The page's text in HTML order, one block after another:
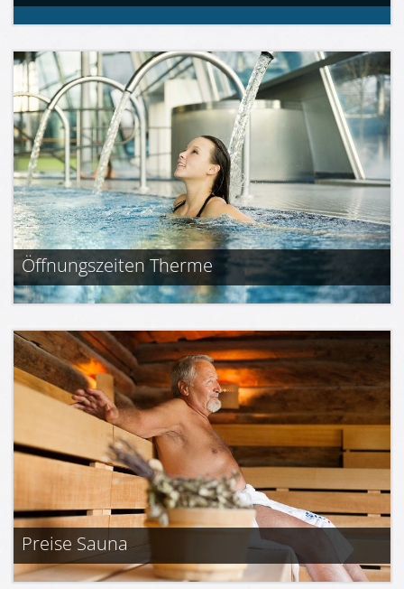
Öffnungszeiten Therme
Preise Sauna